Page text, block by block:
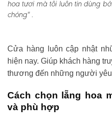
hoa tươi mà tôi luôn tin dùng
chóng" .
Cửa hàng luôn cập nhật
hiện nay. Giúp khách hàng
thương đến những người
Cách chọn lẵng hoa
và phù hợp